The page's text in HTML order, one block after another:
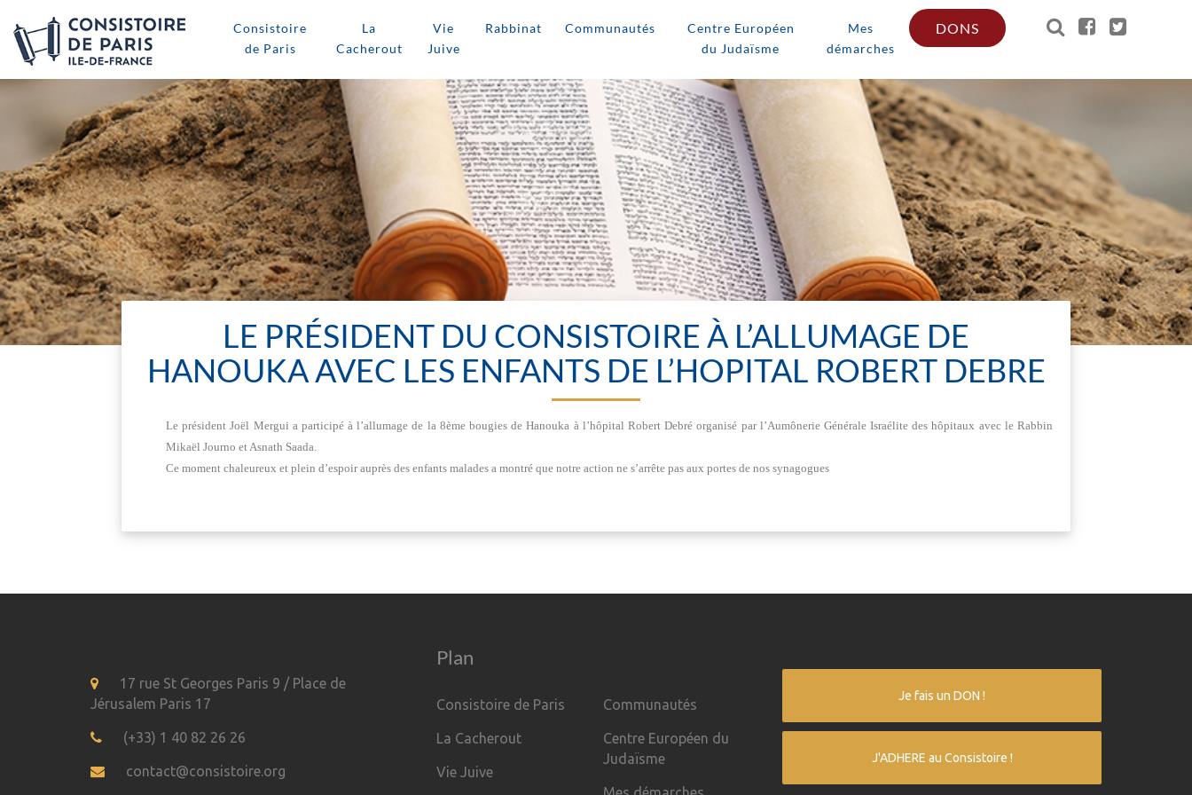
Consistoire
de Paris
La
Cacherout
Vie
Juive
Rabbinat Communautés
Centre Européen
du Judaïsme
Mes
démarches
DONS
LE PRÉSIDENT DU CONSISTOIRE À L’ALLUMAGE DE
HANOUKA AVEC LES ENFANTS DE L’HOPITAL ROBERT DEBRE
Le président Joël Mergui a participé à l’allumage de la 8ème bougies de Hanouka à l’hôpital Robert Debré organisé par l’Aumônerie Générale Israélite des hôpitaux avec le Rabbin
Mikaël Journo et Asnath Saada.
Ce moment chaleureux et plein d’espoir auprès des enfants malades a montré que notre action ne s’arrête pas aux portes de nos synagogues
17 rue St Georges Paris 9 / Place de
Jérusalem Paris 17
(+33) 1 40 82 26 26
contact@consistoire.org
Plan
Consistoire de Paris
La Cacherout
Vie Juive
Communautés
Centre Européen du
Judaïsme
Je fais un DON !
J'ADHERE au Consistoire !